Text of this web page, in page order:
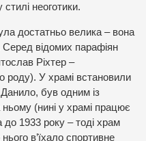
стилі неоготики.
достатньо велика – вона
відомих парафіян
Ріхтер –
роду). У храмі встановили
Данило, був одним із
ньому (нині у храмі працює
до 1933 року – тоді храм
в’їхало спортивне